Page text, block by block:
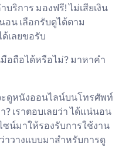
การ มองฟรี! ไม่เสียเงิน
อน เลือกรับดูได้ตาม
เลยขอรับ
อถือได้หรือไม่? มาหาคำ
ดูหนังออนไลน์บนโทรศัพท์
? เราตอบเลยว่า ได้แน่นอน
ซน์มาให้รองรับการใช้งาน
าวางแบบมาสำหรับการดู